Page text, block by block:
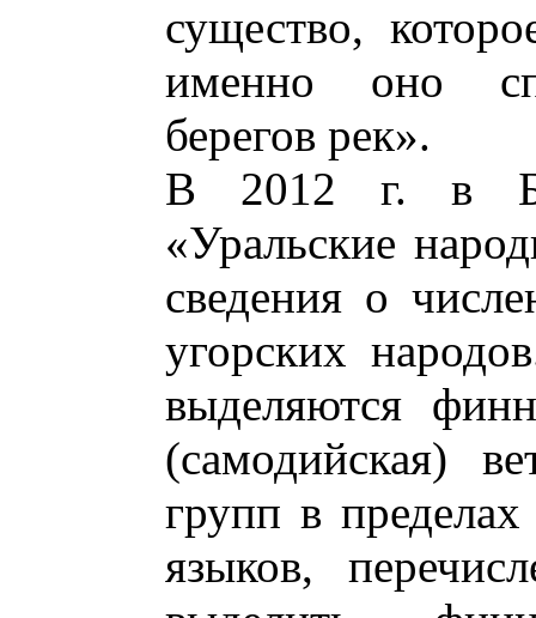
существо,
именно оно
берегов рек».
В 2012 г. в
«Уральские
сведения о
угорских
выделяются
(самодийская)
групп в
языков,